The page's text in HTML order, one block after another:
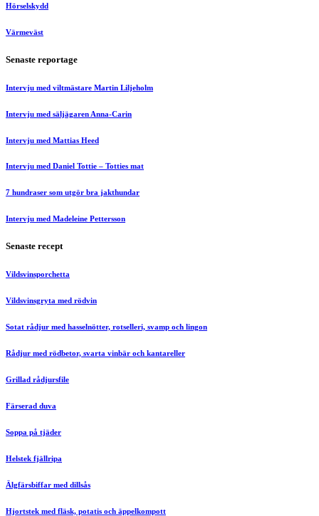
Hörselskydd
Värmeväst
Senaste reportage
Intervju med viltmästare Martin Liljeholm
Intervju med säljägaren Anna-Carin
Intervju med Mattias Heed
Intervju med Daniel Tottie – Totties mat
7 hundraser som utgör bra jakthundar
Intervju med Madeleine Pettersson
Senaste recept
Vildsvinsporchetta
Vildsvinsgryta med rödvin
Sotat rådjur med hasselnötter, rotselleri, svamp och lingon
Rådjur med rödbetor, svarta vinbär och kantareller
Grillad rådjursfile
Färserad duva
Soppa på tjäder
Helstek fjällripa
Älgfärsbiffar med dillsås
Hjortstek med fläsk, potatis och äppelkompott